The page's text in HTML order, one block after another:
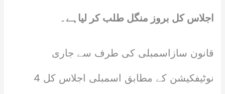
اجلاس کل بروز منگل طلب کر لیاہے۔
قانون سازاسمبلی کی طرف سے جاری
نوٹیفکیشن کے مطابق اسمبلی اجلاس کل 4